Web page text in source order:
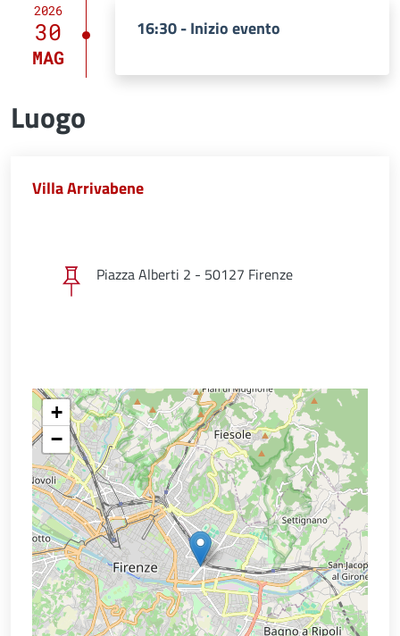
2026
30
MAG
16:30 - Inizio evento
Luogo
Villa Arrivabene
Piazza Alberti 2 - 50127 Firenze
+
−